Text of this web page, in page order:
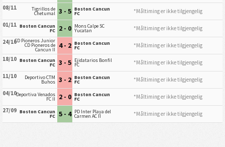
08/11
Tigrillos de
Chetumal 3 - 5 Boston Cancun
FC
*Måltiming er ikke tilgjengelig
01/11 Boston Cancun
FC 2 - 0 Mons Calpe SC
Yucatan
*Måltiming er ikke tilgjengelig
24/10CD Pioneros Junior
CD Pioneros de
Cancun II 4 - 2 Boston Cancun
FC
*Måltiming er ikke tilgjengelig
18/10 Boston Cancun
FC 3 - 5 Ejidatarios Bonfil
FC
*Måltiming er ikke tilgjengelig
11/10
Deportivo CTM
Buhos 3 - 2 Boston Cancun
FC
*Måltiming er ikke tilgjengelig
04/10Deportiva Venados
FC II 2 - 0 Boston Cancun
FC
*Måltiming er ikke tilgjengelig
27/09 Boston Cancun
FC 5 - 4 PD Inter Playa del
Carmen AC II *Måltiming er ikke tilgjengelig